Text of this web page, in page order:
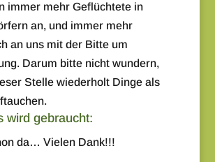
immer mehr Geflüchtete in
an, und immer mehr
an uns mit der Bitte um
Darum bitte nicht wundern,
Stelle wiederholt Dinge als
wird gebraucht:
da… Vielen Dank!!!